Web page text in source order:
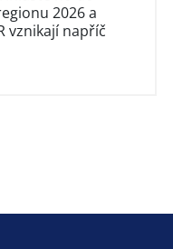
2026 a
vznikají napříč